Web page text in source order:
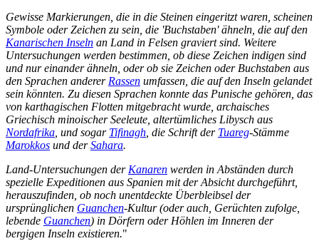
Gewisse Markierungen, die in die Steinen eingeritzt waren, scheinen
Symbole oder Zeichen zu sein, die 'Buchstaben' ähneln, die auf den
Kanarischen Inseln an Land in Felsen graviert sind. Weitere
Untersuchungen werden bestimmen, ob diese Zeichen indigen sind
und nur einander ähneln, oder ob sie Zeichen oder Buchstaben aus
den Sprachen anderer Rassen umfassen, die auf den Inseln gelandet
sein könnten. Zu diesen Sprachen konnte das Punische gehören, das
von karthagischen Flotten mitgebracht wurde, archaisches
Griechisch minoischer Seeleute, altertümliches Libysch aus
Nordafrika , und sogar Tifinagh , die Schrift der Tuareg-Stämme
Marokkos und derSahara.
Land-Untersuchungen der Kanaren werden in Abständen durch
spezielle Expeditionen aus Spanien mit der Absicht durchgeführt,
herauszufinden, ob noch unentdeckte Überbleibsel der
ursprünglichen Guanchen-Kultur (oder auch, Gerüchten zufolge,
lebende Guanchen) in Dörfern oder Höhlen im Inneren der
bergigen Inseln existieren."